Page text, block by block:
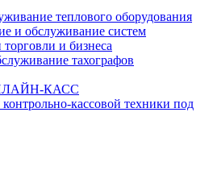
теплового оборудования
и обслуживание систем
и бизнеса
тахографов
КАСС
кассовой техники под